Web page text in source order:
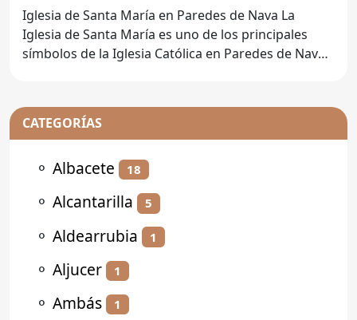
Iglesia de Santa María en Paredes de Nava La
Iglesia de Santa María es uno de los principales
símbolos de la Iglesia Católica en Paredes de Nava,
CATEGORÍAS
⚬ Albacete 18
⚬ Alcantarilla 5
⚬ Aldearrubia 1
⚬ Aljucer 1
⚬ Ambás 1